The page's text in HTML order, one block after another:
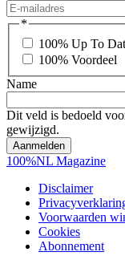
*
100% Up To
100% Voordeel
Name
Dit veld is bedoeld
gewijzigd.
100%NL Magazine
Disclaimer
Voorwaarden
Cookies
Abonnement